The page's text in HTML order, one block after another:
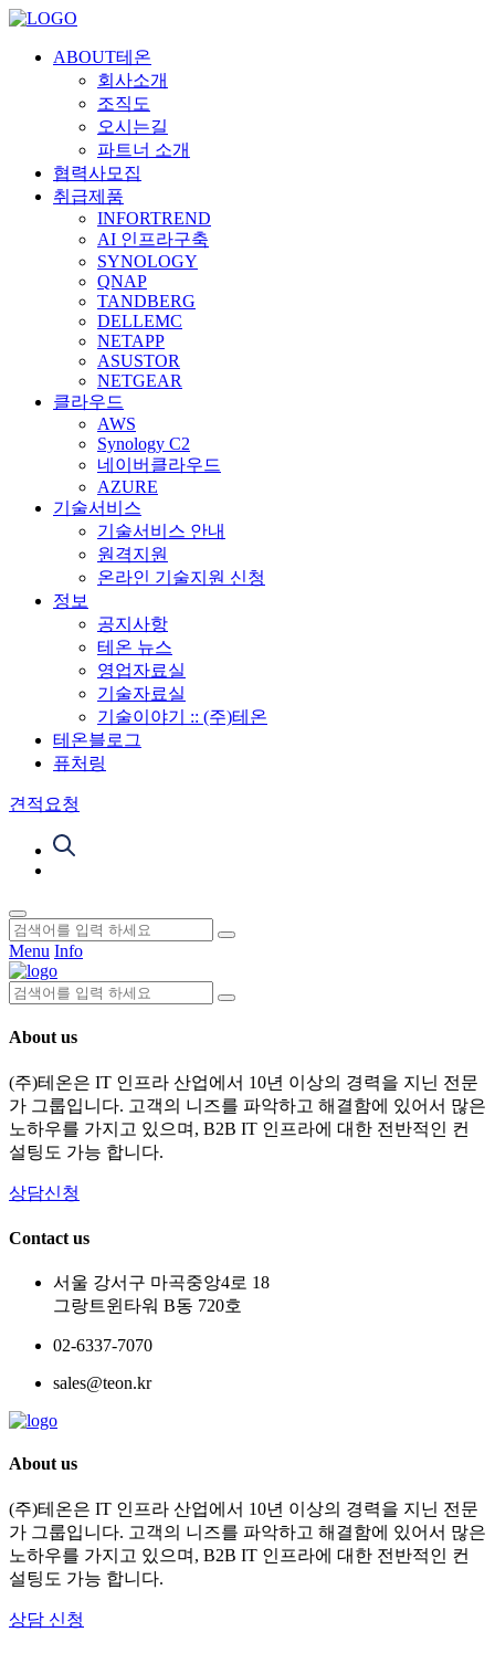
ABOUT테온
회사소개
조직도
오시는길
파트너 소개
협력사모집
취급제품
INFORTREND
AI 인프라구축
SYNOLOGY
QNAP
TANDBERG
DELLEMC
NETAPP
ASUSTOR
NETGEAR
클라우드
AWS
Synology C2
네이버클라우드
AZURE
기술서비스
기술서비스 안내
원격지원
온라인 기술지원 신청
정보
공지사항
테온 뉴스
영업자료실
기술자료실
기술이야기 :: (주)테온
테온블로그
퓨처링
견적요청
Menu Info
About us
(주)테온은 IT 인프라 산업에서 10년 이상의 경력을 지닌 전문
가 그룹입니다. 고객의 니즈를 파악하고 해결함에 있어서 많은
노하우를 가지고 있으며, B2B IT 인프라에 대한 전반적인 컨
설팅도 가능 합니다.
상담신청
Contact us
서울 강서구 마곡중앙4로 18
그랑트윈타워 B동 720호
02-6337-7070
sales@teon.kr
About us
(주)테온은 IT 인프라 산업에서 10년 이상의 경력을 지닌 전문
가 그룹입니다. 고객의 니즈를 파악하고 해결함에 있어서 많은
노하우를 가지고 있으며, B2B IT 인프라에 대한 전반적인 컨
설팅도 가능 합니다.
상담 신청